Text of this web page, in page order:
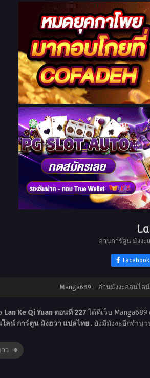
อ่านการ์ตูน มังงะ
Facebook
Manga689 – อ่านมังงะออนไล
Lan Ke Qi Yuan ตอนที่ 227ได้ที่เว็บ
ลน์ การ์ตูน มังฮวา แปลไทย . ยังมีมังงะอีกจำน